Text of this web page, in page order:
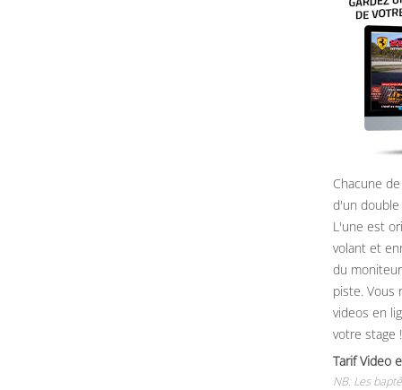
Chacune
d'un
L'une est
volant et
du
piste. Vous
videos en
votre stage !
Tarif Video
NB: Les